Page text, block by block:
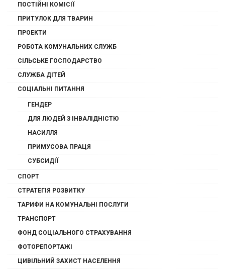
ПОСТІЙНІ КОМІСІЇ
ПРИТУЛОК ДЛЯ ТВАРИН
ПРОЕКТИ
РОБОТА КОМУНАЛЬНИХ СЛУЖБ
СІЛЬСЬКЕ ГОСПОДАРСТВО
СЛУЖБА ДІТЕЙ
СОЦІАЛЬНІ ПИТАННЯ
ГЕНДЕР
ДЛЯ ЛЮДЕЙ З ІНВАЛІДНІСТЮ
НАСИЛЛЯ
ПРИМУСОВА ПРАЦЯ
СУБСИДІЇ
СПОРТ
СТРАТЕГІЯ РОЗВИТКУ
ТАРИФИ НА КОМУНАЛЬНІ ПОСЛУГИ
ТРАНСПОРТ
ФОНД СОЦІАЛЬНОГО СТРАХУВАННЯ
ФОТОРЕПОРТАЖІ
ЦИВІЛЬНИЙ ЗАХИСТ НАСЕЛЕННЯ